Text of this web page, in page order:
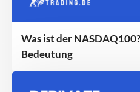
Was ist der
Bedeutung